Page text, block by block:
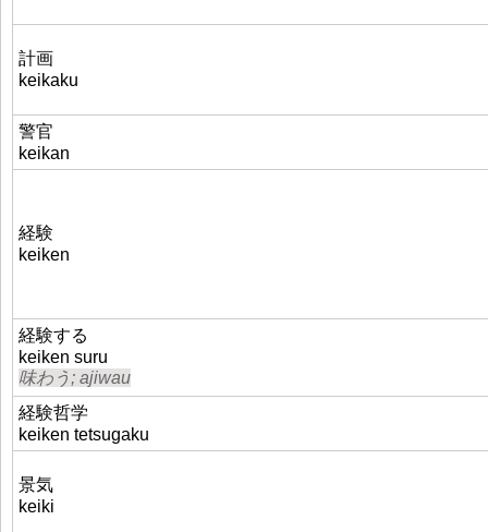
計画
keikaku
警官
keikan
経験
keiken
経験する
keiken suru
味わう; ajiwau
経験哲学
keiken tetsugaku
景気
keiki